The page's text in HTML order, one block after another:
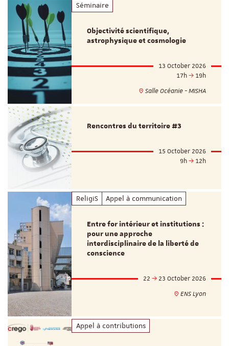
Séminaire
Objectivité scientifique,
astrophysique et cosmologie
13 October 2026
17h
19h
Salle Océanie - MISHA
Rencontres du territoire #3
15 October 2026
9h
12h
ReligiS Appel à communication
Entre for intérieur et institutions :
pour une approche
interdisciplinaire de la liberté de
conscience
22
23 October 2026
ENS Lyon
Appel à contributions